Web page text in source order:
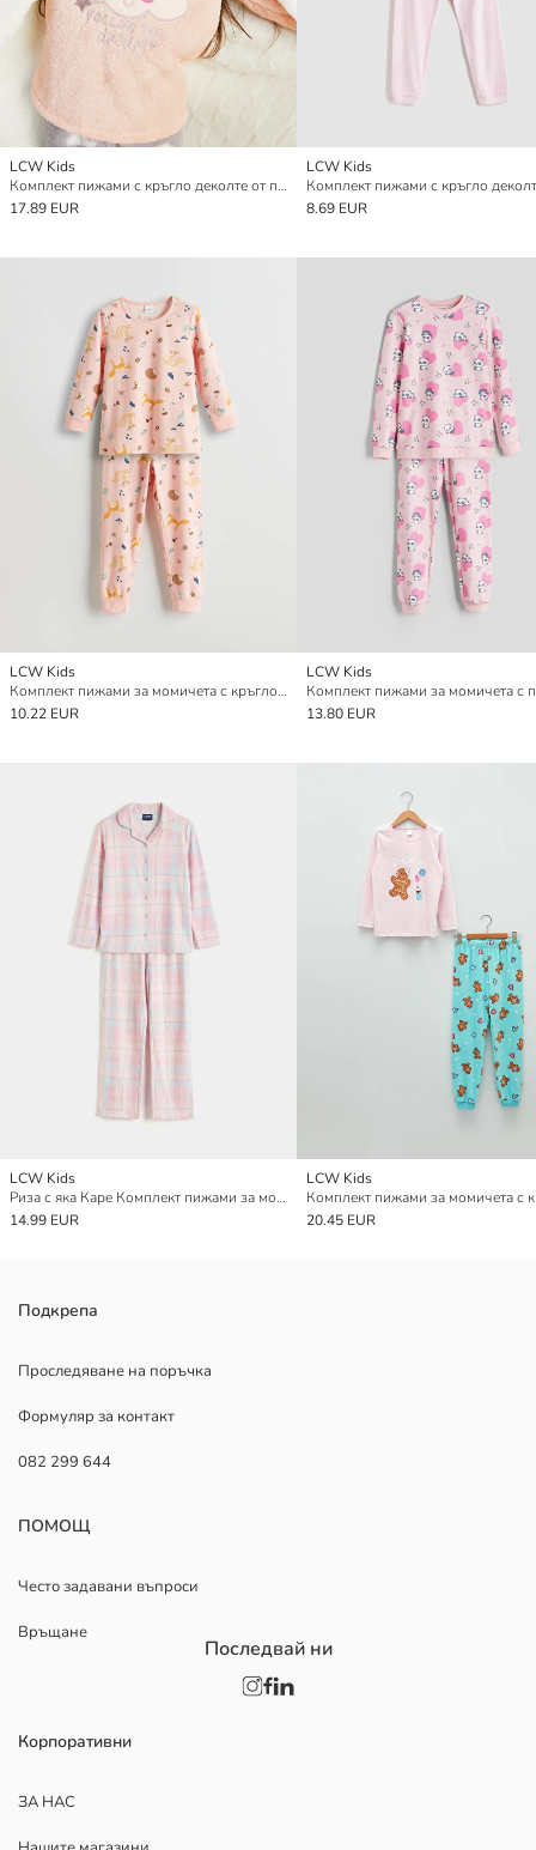
LCW Kids
Комплект пижами с кръгло деколте от плюш за момичета
17.89 EUR
LCW Kids
8.69 EUR
LCW Kids
Комплект пижами за момичета с кръгло деколте
10.22 EUR
LCW Kids
13.80 EUR
LCW Kids
Риза с яка Каре Комплект пижами за момичета
14.99 EUR
LCW Kids
20.45 EUR
Подкрепа
Проследяване на поръчка
Формуляр за контакт
082 299 644
ПОМОЩ
Често задавани въпроси
Връщане
Корпоративни
ЗА НАС
Последвай ни